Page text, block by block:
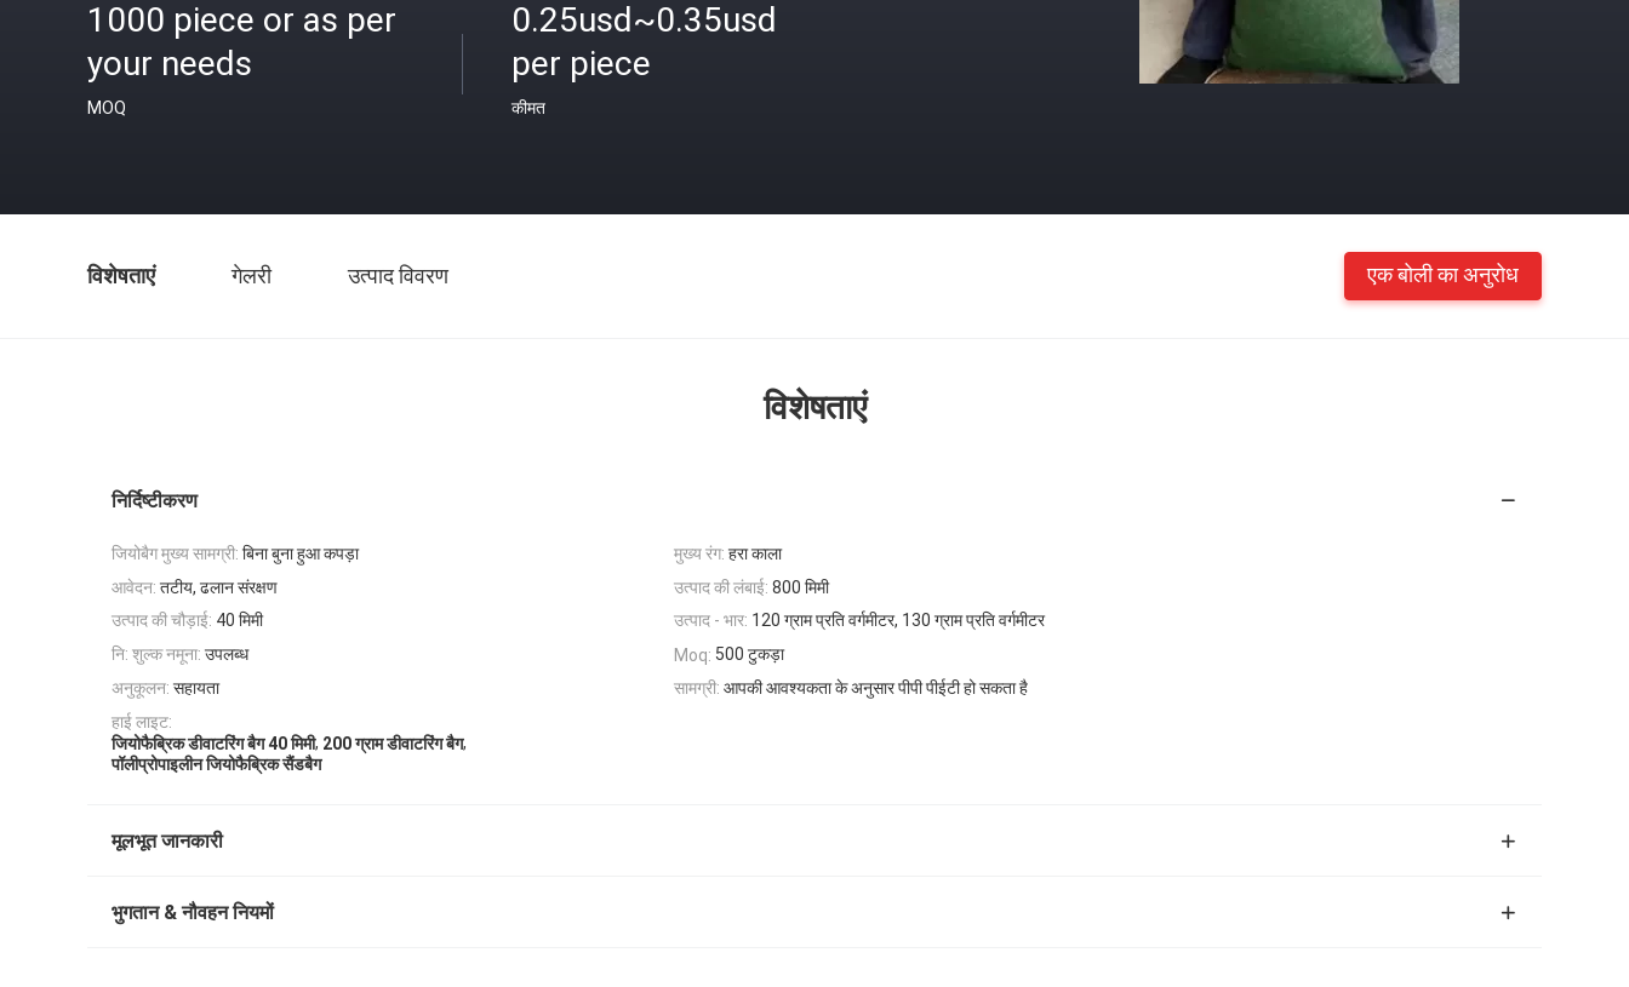
1000 piece or as per
your needs
MOQ
0.25usd~0.35usd
per piece
कीमत
विशेषताएं गेलरी उत्पाद विवरण एक बोली का अनुरोध
विशेषताएं
निर्दिष्टीकरण
जियोबैग मुख्य सामग्री: बिना बुना हुआ कपड़ा मुख्य रंग: हरा काला
आवेदन: तटीय, ढलान संरक्षण उत्पाद की लंबाई: 800 मिमी
उत्पाद की चौड़ाई: 40 मिमी उत्पाद - भार: 120 ग्राम प्रति वर्गमीटर, 130 ग्राम प्रति वर्गमीटर
नि: शुल्क नमूना: उपलब्ध Moq: 500 टुकड़ा
अनुकूलन: सहायता सामग्री: आपकी आवश्यकता के अनुसार पीपी पीईटी हो सकता है
हाई लाइट:
जियोफैब्रिक डीवाटरिंग बैग 40 मिमी, 200 ग्राम डीवाटरिंग बैग,
पॉलीप्रोपाइलीन जियोफैब्रिक सैंडबैग
मूलभूत जानकारी
भुगतान & नौवहन नियमों